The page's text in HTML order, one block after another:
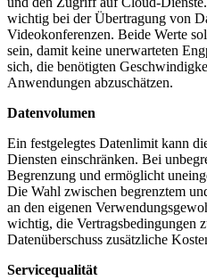
wichtig bei der Übertragung von
Videokonferenzen. Beide Werte
sein, damit keine unerwarteten
sich, die benötigten
Anwendungen abzuschätzen.
Datenvolumen
Ein festgelegtes Datenlimit kann
Diensten einschränken. Bei
Begrenzung und ermöglicht
Die Wahl zwischen begrenztem
an den eigenen
wichtig, die Vertragsbedingungen
Datenüberschuss zusätzliche
Servicequalität